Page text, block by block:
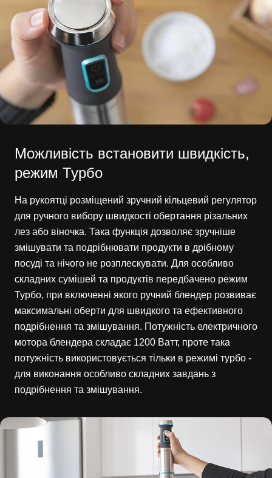
Можливість встановити швидкість,
режим Турбо
На рукоятці розміщений зручний кільцевий регулятор
для ручного вибору швидкості обертання різальних
лез або віночка. Така функція дозволяє зручніше
змішувати та подрібнювати продукти в дрібному
посуді та нічого не розплескувати. Для особливо
складних сумішей та продуктів передбачено режим
Турбо, при включенні якого ручний блендер розвиває
максимальні оберти для швидкого та ефективного
подрібнення та змішування. Потужність електричного
мотора блендера складає 1200 Ватт, проте така
потужність використовується тільки в режимі турбо -
для виконання особливо складних завдань з
подрібнення та змішування.